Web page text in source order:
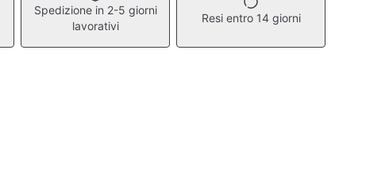
Spedizione in 2-5 giorni
lavorativi
Resi entro 14 giorni